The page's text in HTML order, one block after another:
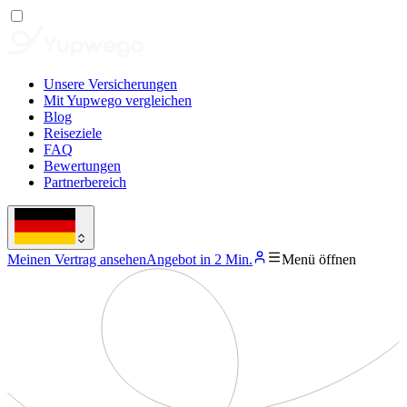
Unsere Versicherungen
Mit Yupwego vergleichen
Blog
Reiseziele
FAQ
Bewertungen
Partnerbereich
Meinen Vertrag ansehenAngebot in 2 Min. Menü öffnen